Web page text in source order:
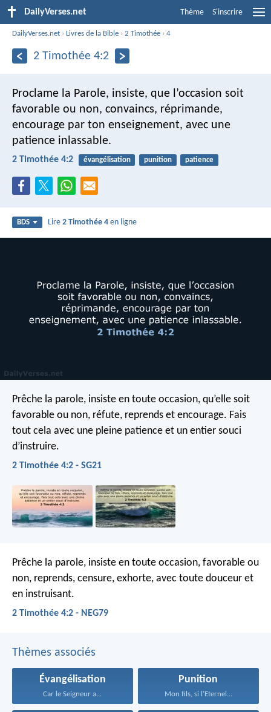
DailyVerses.net Thème S'inscrire
DailyVerses.net ›Livres de la Bible ›2 Timothée ›4
2 Timothée 4:2
Proclame la Parole, insiste, que l’occasion soit
favorable ou non, convaincs, réprimande,
encourage par ton enseignement, avec une
patience inlassable.
2 Timothée 4:2 évangélisation punition patience
BDS Lire2 Timothée 4 en ligne
Prêche la parole, insiste en toute occasion, qu’elle soit
favorable ou non, réfute, reprends et encourage. Fais
tout cela avec une pleine patience et un entier souci
d’instruire.
2 Timothée 4:2 - SG21
Prêche la parole, insiste en toute occasion, favorable ou
non, reprends, censure, exhorte, avec toute douceur et
en instruisant.
2 Timothée 4:2 - NEG79
Thèmes associés
Évangélisation
Car le Seigneur a...
Punition
Mon fils, si l’Eternel...